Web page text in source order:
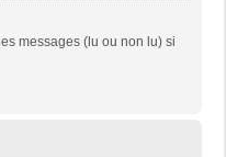
messages (lu ou non lu) si